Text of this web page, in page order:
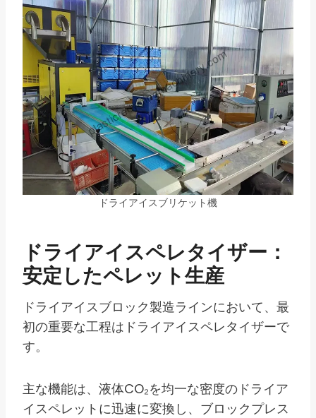
ドライアイスブリケット機
ドライアイスペレタイザー：
安定したペレット生産
ドライアイスブロック製造ラインにおいて、最
初の重要な工程はドライアイスペレタイザーで
す。
主な機能は、液体CO₂を均一な密度のドライア
イスペレットに迅速に変換し、ブロックプレス